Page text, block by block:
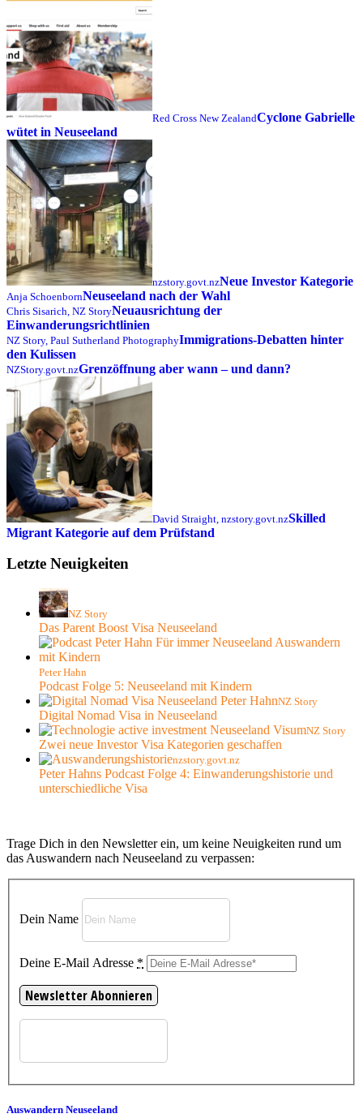
Red Cross New ZealandCyclone Gabrielle
wütet in Neuseeland
nzstory.govt.nzNeue Investor Kategorie
Anja SchoenbornNeuseeland nach der Wahl
Chris Sisarich, NZ StoryNeuausrichtung der
Einwanderungsrichtlinien
NZ Story, Paul Sutherland PhotographyImmigrations-Debatten hinter
den Kulissen
NZStory.govt.nzGrenzöffnung aber wann – und dann?
David Straight, nzstory.govt.nzSkilled
Migrant Kategorie auf dem Prüfstand
Letzte Neuigkeiten
NZ Story
Das Parent Boost Visa Neuseeland
Peter Hahn
Podcast Folge 5: Neuseeland mit Kindern
NZ Story
Digital Nomad Visa in Neuseeland
NZ Story
Zwei neue Investor Visa Kategorien geschaffen
nzstory.govt.nz
Peter Hahns Podcast Folge 4: Einwanderungshistorie und
unterschiedliche Visa
Trage Dich in den Newsletter ein, um keine Neuigkeiten rund um
das Auswandern nach Neuseeland zu verpassen:
Dein Name
Deine E-Mail Adresse *
Auswandern Neuseeland